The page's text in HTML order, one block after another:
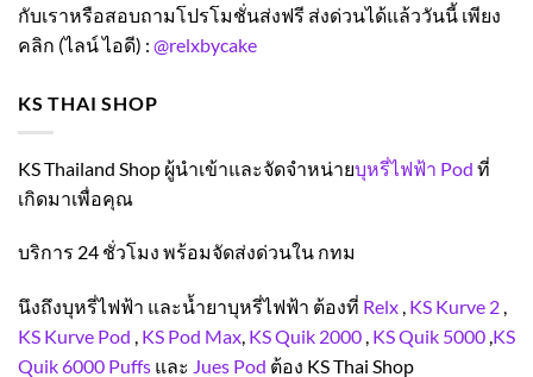
กับเราหรือสอบถามโปรโมชั่นส่งฟรี ส่งด่วนได้แล้ววันนี้ เพียง
คลิก (ไลน์ ไอดี) : @relxbycake
KS THAI SHOP
KS Thailand Shop ผู้นำเข้าและจัดจำหน่ายบุหรี่ไฟฟ้า Pod ที่
เกิดมาเพื่อคุณ
บริการ 24 ชั่วโมง พร้อมจัดส่งด่วนใน กทม
นึงถึงบุหรี่ไฟฟ้า และน้ำยาบุหรี่ไฟฟ้า ต้องที่ Relx , KS Kurve 2 ,
KS Kurve Pod , KS Pod Max, KS Quik 2000 , KS Quik 5000 ,KS
Quik 6000 Puffs และ Jues Pod ต้อง KS Thai Shop